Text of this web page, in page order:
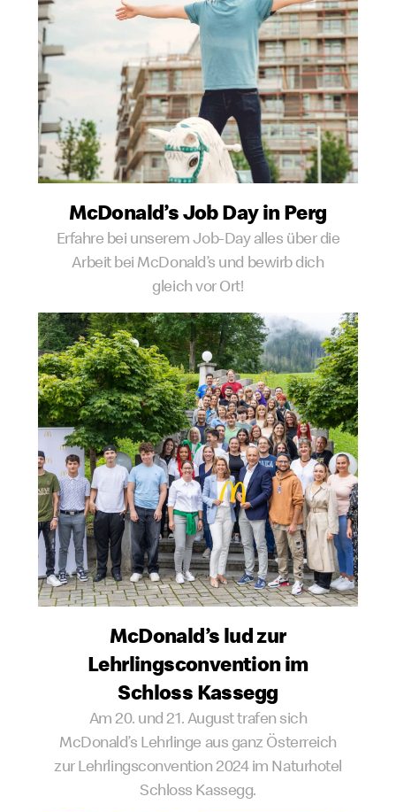
McDonald’s Job Day in Perg
Erfahre bei unserem Job-Day alles über die
Arbeit bei McDonald’s und bewirb dich
gleich vor Ort!
McDonald’s lud zur
Lehrlingsconvention im
Schloss Kassegg
Am 20. und 21. August trafen sich
McDonald’s Lehrlinge aus ganz Österreich
zur Lehrlingsconvention 2024 im Naturhotel
Schloss Kassegg.